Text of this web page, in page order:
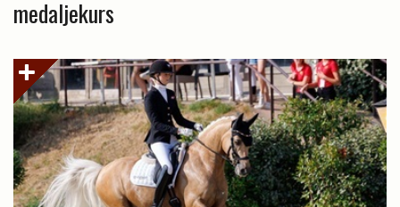
medaljekurs